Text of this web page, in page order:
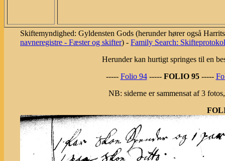
Skiftemyndighed: Gyldensten Gods (herunder hører også
navneregistre - Fæster og skifter) - Family Search:
Herunder kan hurtigt springes til en
----- Folio 94----- FOLIO 95-----
NB: siderne er sammensat af 3